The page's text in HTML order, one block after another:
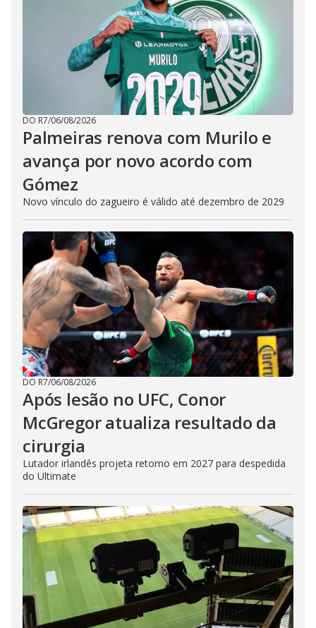
DO R7/06/08/2026
Palmeiras renova com Murilo e
avança por novo acordo com
Gómez
Novo vínculo do zagueiro é válido até dezembro de 2029
DO R7/06/08/2026
Após lesão no UFC, Conor
McGregor atualiza resultado da
cirurgia
Lutador irlandês projeta retorno em 2027 para despedida
do Ultimate